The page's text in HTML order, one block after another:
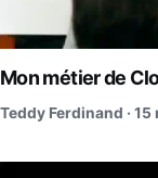
Mon métier de
Teddy Ferdinand · 15